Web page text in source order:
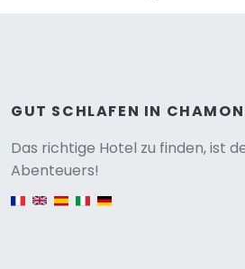
GUT SCHLAFEN IN
Das richtige Hotel zu finden, ist
Abenteuers!
English version